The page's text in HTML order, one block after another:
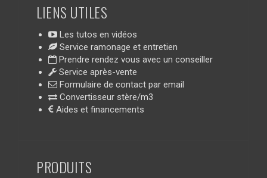
LIENS UTILES
Les tutos en vidéos
Service ramonage et entretien
Prendre rendez vous avec un conseiller
Service après-vente
Formulaire de contact par email
Convertisseur stère/m3
Aides et financements
PRODUITS